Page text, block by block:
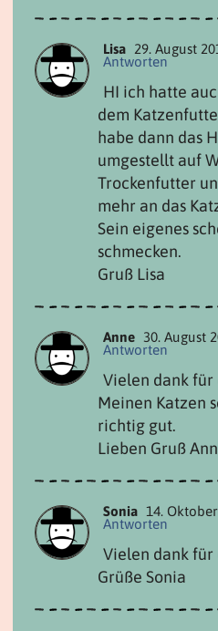
Lisa 29. August
Antworten
HI ich hatte
dem
habe dann das
umgestellt auf
Trockenfutter
mehr an das
Sein eigenes
schmecken.
Gruß Lisa
Anne 30. August
Antworten
Vielen dank für
Meinen Katzen
richtig gut.
Lieben Gruß
Sonia 14.
Antworten
Vielen dank für
Grüße Sonia